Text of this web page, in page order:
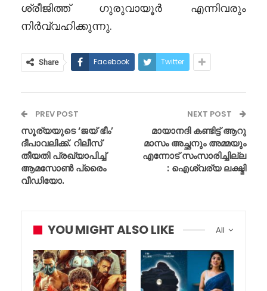
ശ്രീജിത്ത് ഗുരുവായൂർ എന്നിവരും
നിർവ്വഹിക്കുന്നു.
Share Facebook Twitter
PREV POST
സൂര്യയുടെ ‘ജയ് ഭീം’
ദീപാവലിക്ക്. റിലീസ്
തീയതി പ്രഖ്യാപിച്ച്
ആമസോൺ പ്രൈം
വീഡിയോ.
NEXT POST
മായാനദി കണ്ടിട്ട് ആറു
മാസം അച്ഛനും അമ്മയും
എന്നോട് സംസാരിച്ചില്ല
: ഐശ്വര്യ ലക്ഷ്മി
All
YOU MIGHT ALSO LIKE